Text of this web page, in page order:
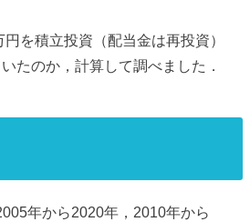
を積立投資（配当金は再投資）
たのか，計算して調べました．
年から2020年，2010年から